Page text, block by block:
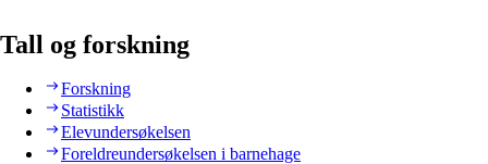
Tall og forskning
Forskning
Statistikk
Elevundersøkelsen
Foreldreundersøkelsen i barnehage